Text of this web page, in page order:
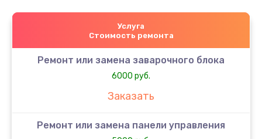
Услуга
Стоимость ремонта
Ремонт или замена заварочного блока
6000 руб.
Заказать
Ремонт или замена панели управления